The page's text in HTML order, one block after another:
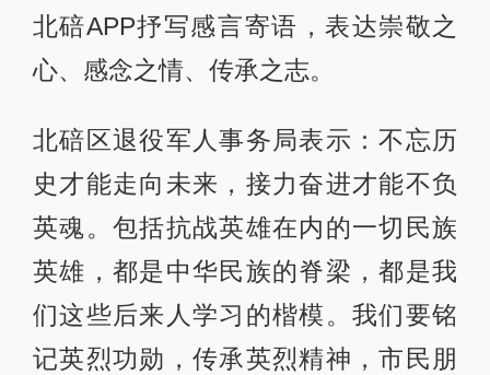
北碚APP抒写感言寄语，表达崇敬之
心、感念之情、传承之志。
北碚区退役军人事务局表示：不忘历
史才能走向未来，接力奋进才能不负
英魂。包括抗战英雄在内的一切民族
英雄，都是中华民族的脊梁，都是我
们这些后来人学习的楷模。我们要铭
记英烈功勋，传承英烈精神，市民朋